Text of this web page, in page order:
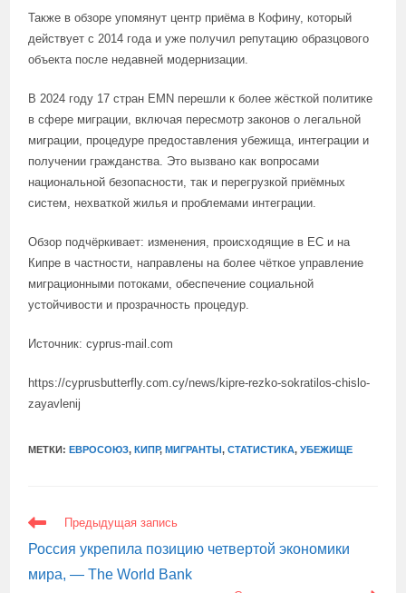
Также в обзоре упомянут центр приёма в Кофину, который
действует с 2014 года и уже получил репутацию образцового
объекта после недавней модернизации.
В 2024 году 17 стран EMN перешли к более жёсткой политике
в сфере миграции, включая пересмотр законов о легальной
миграции, процедуре предоставления убежища, интеграции и
получении гражданства. Это вызвано как вопросами
национальной безопасности, так и перегрузкой приёмных
систем, нехваткой жилья и проблемами интеграции.
Обзор подчёркивает: изменения, происходящие в ЕС и на
Кипре в частности, направлены на более чёткое управление
миграционными потоками, обеспечение социальной
устойчивости и прозрачность процедур.
Источник: cyprus-mail.com
https://cyprusbutterfly.com.cy/news/kipre-rezko-sokratilos-chislo-
zayavlenij
МЕТКИ:ЕВРОСОЮЗ, КИПР, МИГРАНТЫ, СТАТИСТИКА, УБЕЖИЩЕ
ЕЩЕ
СТАТЬИ
Предыдущая запись
Россия укрепила позицию четвертой экономики
мира, — The World Bank